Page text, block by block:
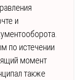
и
по истечении
момент
также